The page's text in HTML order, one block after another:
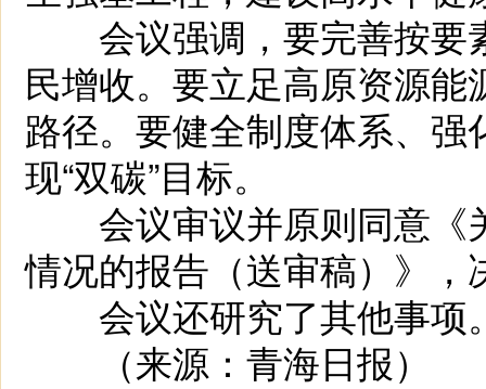
会议强调，要完善按要
民增收。要立足高原资源
路径。要健全制度体系、
现“双碳”目标。
会议审议并原则同意《
情况的报告（送审稿）》
会议还研究了其他事项
（来源：青海日报）